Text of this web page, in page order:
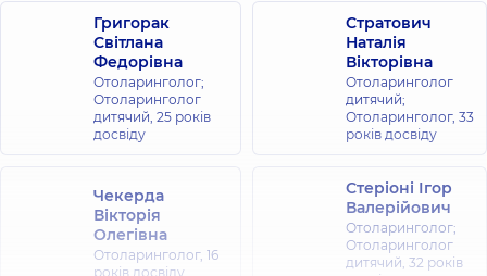
Григорак
Світлана
Федорівна
Отоларинголог;
Отоларинголог
дитячий, 25 років
досвіду
Стратович
Наталія
Вікторівна
Отоларинголог
дитячий;
Отоларинголог, 33
років досвіду
Чекерда
Вікторія
Олегівна
Отоларинголог, 16
років досвіду
Стеріоні Ігор
Валерійович
Отоларинголог;
Отоларинголог
дитячий, 32 років